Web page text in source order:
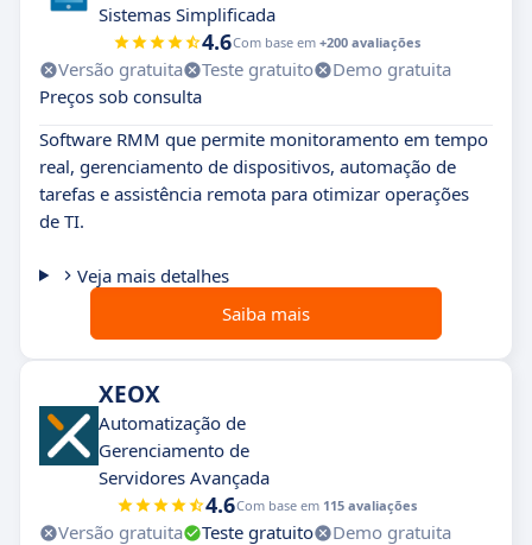
Sistemas Simplificada
4.6Com base em +200 avaliações
Versão gratuita Teste gratuito
Demo gratuita
Preços sob consulta
Software RMM que permite monitoramento em tempo
real, gerenciamento de dispositivos, automação de
tarefas e assistência remota para otimizar operações
de TI.
Veja mais detalhes
Saiba mais
XEOX
Automatização de
Gerenciamento de
Servidores Avançada
4.6Com base em 115 avaliações
Versão gratuita Teste gratuito
Demo gratuita